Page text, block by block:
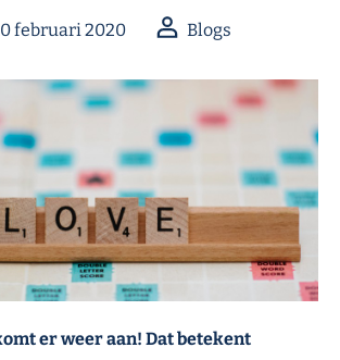
februari 2020 Blogs
er weer aan! Dat betekent